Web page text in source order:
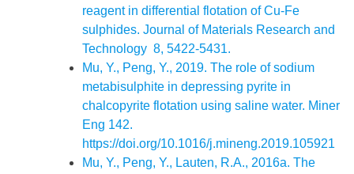
reagent in differential flotation of Cu-Fe
sulphides. Journal of Materials Research and
Technology 8, 5422-5431.
Mu, Y., Peng, Y., 2019. The role of sodium
metabisulphite in depressing pyrite in
chalcopyrite flotation using saline water. Miner
Eng 142.
https://doi.org/10.1016/j.mineng.2019.105921
Mu, Y., Peng, Y., Lauten, R.A., 2016a. The